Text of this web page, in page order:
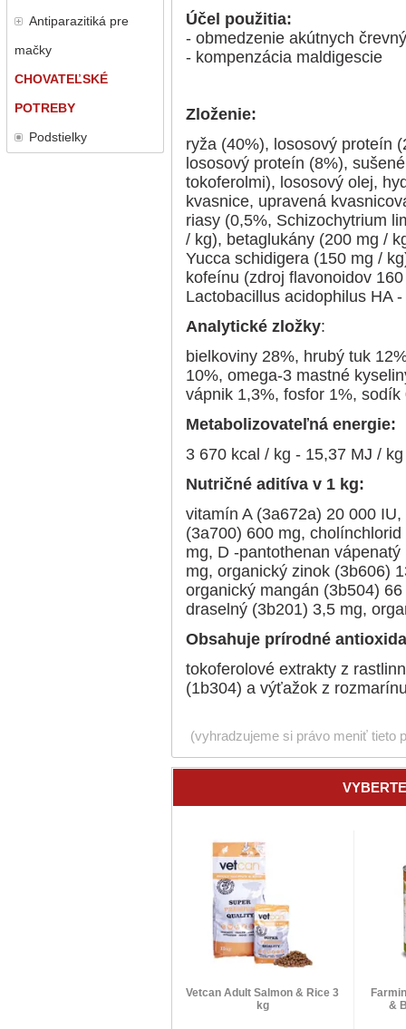
Antiparazitiká pre
mačky
CHOVATEĽSKÉ
POTREBY
Podstielky
Účel použitia:
- obmedzenie akútnych
- kompenzácia maldigescie
Zloženie:
ryža (40%), lososový proteín
lososový proteín (8%),
tokoferolmi), lososový olej,
kvasnice, upravená
riasy (0,5%, Schizochytrium
/ kg), betaglukány (200 mg /
Yucca schidigera (150 mg /
kofeínu (zdroj flavonoidov
Lactobacillus acidophilus HA
Analytické zložky:
bielkoviny 28%, hrubý tuk
10%, omega-3 mastné
vápnik 1,3%, fosfor 1%,
Metabolizovateľná energie:
3 670 kcal / kg - 15,37 MJ / kg
Nutričné ​​aditíva v 1 kg:
vitamín A (3a672a) 20 000
(3a700) 600 mg,
mg, D -pantothenan
mg, organický zinok (3b606)
organický mangán (3b504)
draselný (3b201) 3,5 mg,
Obsahuje prírodné
tokoferolové extrakty z
(1b304) a výťažok z
(vyhradzujeme si právo meniť tieto
Vetcan Adult Salmon & Rice 3
kg
&